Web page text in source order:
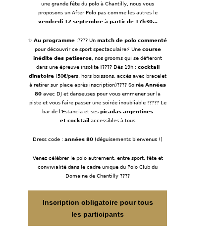
une grande fête du polo à Chantilly, nous vous
proposons un After Polo pas comme les autres le
vendredi 12 septembre à partir de 17h30…
✨ Au programme :???? Un match de polo commenté
pour découvrir ce sport spectaculaire⚡ Une course
inédite des petiseros , nos grooms qui se défieront
dans une épreuve insolite !???? Dès 19h : cocktail
dînatoire (50€/pers. hors boissons, accès avec bracelet
à retirer sur place après inscription)???? Soirée Années
80 avec DJ et danseuses pour vous emmener sur la
piste et vous faire passer une soirée inoubliable !???? Le
bar de l’Estancia et ses picadas argentines
et cocktail accessibles à tous
Dress code : années 80 (déguisements bienvenus !)
Venez célébrer le polo autrement, entre sport, fête et
convivialité dans le cadre unique du Polo Club du
Domaine de Chantilly ????
Inscription obligatoire pour tous
les participants